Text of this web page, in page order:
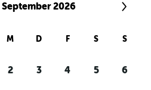
September 2026
M D F S S
2 3 4 5 6